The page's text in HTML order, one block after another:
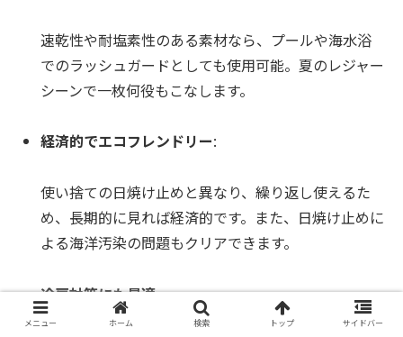
速乾性や耐塩素性のある素材なら、プールや海水浴
でのラッシュガードとしても使用可能。夏のレジャー
シーンで一枚何役もこなします。
経済的でエコフレンドリー:
使い捨ての日焼け止めと異なり、繰り返し使えるた
め、長期的に見れば経済的です。また、日焼け止めに
よる海洋汚染の問題もクリアできます。
冷房対策にも最適:
メニュー ホーム 検索 トップ サイドバー